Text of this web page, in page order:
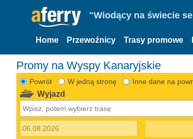
"Wiodący na świecie
Home Przewoźnicy Trasy promowe
Promy na Wyspy Kanaryjskie
Powrót W jedną stronę Inne dane na
Wyjazd